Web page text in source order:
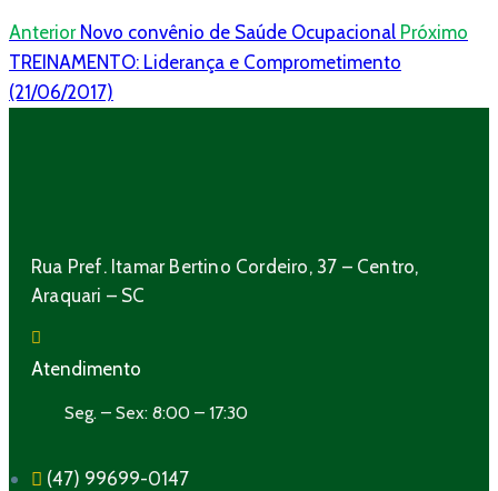
Anterior Novo convênio de Saúde Ocupacional Próximo
TREINAMENTO: Liderança e Comprometimento
(21/06/2017)
Rua Pref. Itamar Bertino Cordeiro, 37 – Centro,
Araquari – SC
Atendimento
Seg. – Sex: 8:00 – 17:30
(47) 99699-0147